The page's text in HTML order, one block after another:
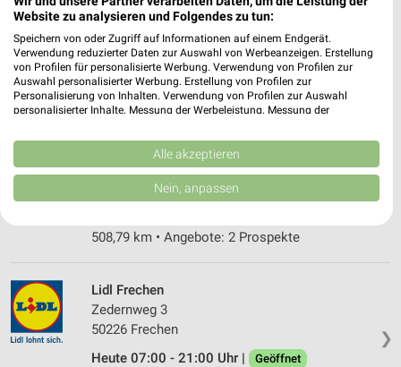
Römerallee 40-42
53909 Zülpich
Heute 07:00 - 21:00 Uhr | Geöffnet
507,82 km • Angebote: 2 Prospekte
Lidl Nörvenich
Am Mittelweg 1
52388 Nörvenich
508,79 km • Angebote: 2 Prospekte
❯
Lidl Frechen
Zedernweg 3
50226 Frechen
Heute 07:00 - 21:00 Uhr |
Geöffnet
Website zu analysieren und Folgendes zu tun:
Speichern von oder Zugriff auf Informationen auf einem Endgerät.
Verwendung reduzierter Daten zur Auswahl von Werbeanzeigen. Erstellung
von Profilen für personalisierte Werbung. Verwendung von Profilen zur
Auswahl personalisierter Werbung. Erstellung von Profilen zur
Personalisierung von Inhalten. Verwendung von Profilen zur Auswahl
personalisierter Inhalte. Messung der Werbeleistung. Messung der
Kombinationen von Daten aus verschiedenen Quellen. Entwicklung und
Verbesserung der Angebote. Verwendung reduzierter Daten zur Auswahl
von Inhalten.
Daten können außerhalb der Europäischen Union weitergegeben und in die
Website/App.
IAB-Verarbeitungszwecke:
Speichern von oder Zugriff auf Informationen
auf einem Endgerät
Alle akzeptieren
Nein, anpassen